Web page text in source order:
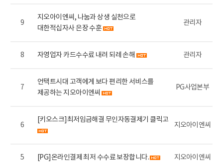
9
지오아이엔씨, 나눔과 상생 실천으로
대한적십자사 은장 수훈
관리자
8 자영업자 카드수수료 내려 되레 손해 관리자
7
언택트시대 고객에게 보다 편리한 서비스를
제공하는 지오아이엔씨
PG사업본부
6
[키오스크]최저임금해결 무인자동결제기 클릭고
지오아이엔씨
5 [PG]온라인결제 최저 수수료 보장합니다. 지오아이엔씨